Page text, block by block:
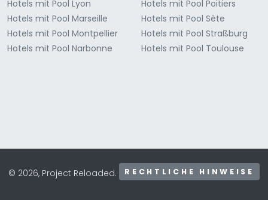
Hotels mit Pool Lyon
Hotels mit Pool Marseille
Hotels mit Pool Montpellier
Hotels mit Pool Narbonne
Hotels mit Pool Poitiers
Hotels mit Pool Sète
Hotels mit Pool Straßburg
Hotels mit Pool Toulouse
© 2026, Project Reloaded. RECHTLICHE HINWEISE